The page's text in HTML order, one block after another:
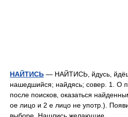
НАЙТИСЬ — НАЙТИСЬ, йдусь,
нашедшийся; найдясь; совер. 1. О
после поисков, оказаться
ое лицо и 2 е лицо не употр.).